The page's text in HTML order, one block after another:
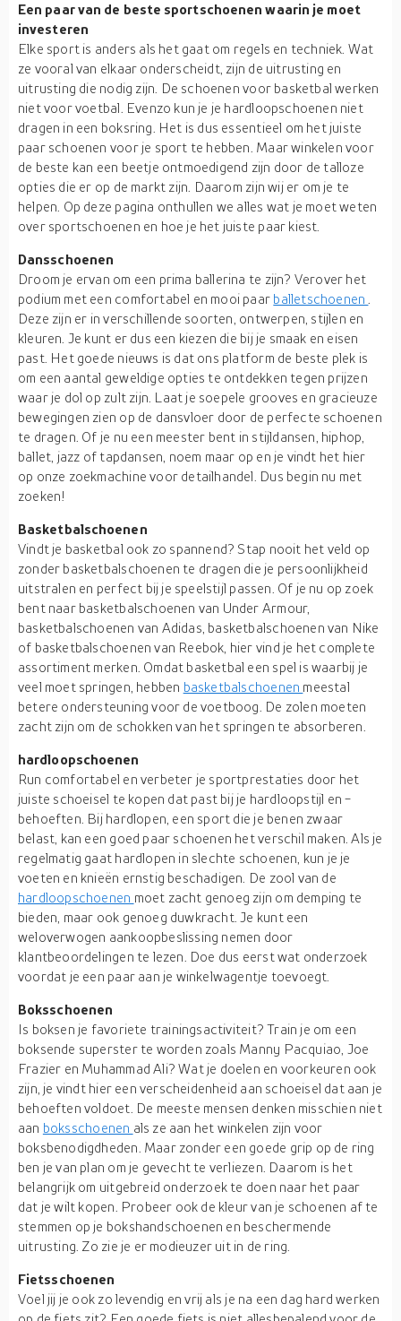
Een paar van de beste sportschoenen waarin je moet
investeren
Elke sport is anders als het gaat om regels en techniek. Wat
ze vooral van elkaar onderscheidt, zijn de uitrusting en
uitrusting die nodig zijn. De schoenen voor basketbal werken
niet voor voetbal. Evenzo kun je je hardloopschoenen niet
dragen in een boksring. Het is dus essentieel om het juiste
paar schoenen voor je sport te hebben. Maar winkelen voor
de beste kan een beetje ontmoedigend zijn door de talloze
opties die er op de markt zijn. Daarom zijn wij er om je te
helpen. Op deze pagina onthullen we alles wat je moet weten
over sportschoenen en hoe je het juiste paar kiest.
Dansschoenen
Droom je ervan om een prima ballerina te zijn? Verover het
podium met een comfortabel en mooi paar balletschoenen
Deze zijn er in verschillende soorten, ontwerpen, stijlen en
kleuren. Je kunt er dus een kiezen die bij je smaak en eisen
past. Het goede nieuws is dat ons platform de beste plek is
om een aantal geweldige opties te ontdekken tegen prijzen
waar je dol op zult zijn. Laat je soepele grooves en gracieuze
bewegingen zien op de dansvloer door de perfecte schoenen
te dragen. Of je nu een meester bent in stijldansen, hiphop,
ballet, jazz of tapdansen, noem maar op en je vindt het hier
op onze zoekmachine voor detailhandel. Dus begin nu met
zoeken!
Basketbalschoenen
Vindt je basketbal ook zo spannend? Stap nooit het veld op
zonder basketbalschoenen te dragen die je persoonlijkheid
uitstralen en perfect bij je speelstijl passen. Of je nu op zoek
bent naar basketbalschoenen van Under Armour,
basketbalschoenen van Adidas, basketbalschoenen van Nike
of basketbalschoenen van Reebok, hier vind je het complete
assortiment merken. Omdat basketbal een spel is waarbij je
veel moet springen, hebben basketbalschoenen meestal
betere ondersteuning voor de voetboog. De zolen moeten
zacht zijn om de schokken van het springen te absorberen.
hardloopschoenen
Run comfortabel en verbeter je sportprestaties door het
juiste schoeisel te kopen dat past bij je hardloopstijl en -
behoeften. Bij hardlopen, een sport die je benen zwaar
belast, kan een goed paar schoenen het verschil maken. Als je
regelmatig gaat hardlopen in slechte schoenen, kun je je
voeten en knieën ernstig beschadigen. De zool van de
hardloopschoenen moet zacht genoeg zijn om demping te
bieden, maar ook genoeg duwkracht. Je kunt een
weloverwogen aankoopbeslissing nemen door
klantbeoordelingen te lezen. Doe dus eerst wat onderzoek
voordat je een paar aan je winkelwagentje toevoegt.
Boksschoenen
Is boksen je favoriete trainingsactiviteit? Train je om een
boksende superster te worden zoals Manny Pacquiao, Joe
Frazier en Muhammad Ali? Wat je doelen en voorkeuren ook
zijn, je vindt hier een verscheidenheid aan schoeisel dat aan je
behoeften voldoet. De meeste mensen denken misschien niet
aan boksschoenen als ze aan het winkelen zijn voor
boksbenodigdheden. Maar zonder een goede grip op de ring
ben je van plan om je gevecht te verliezen. Daarom is het
belangrijk om uitgebreid onderzoek te doen naar het paar
dat je wilt kopen. Probeer ook de kleur van je schoenen af te
stemmen op je bokshandschoenen en beschermende
uitrusting. Zo zie je er modieuzer uit in de ring.
Fietsschoenen
Voel jij je ook zo levendig en vrij als je na een dag hard werken